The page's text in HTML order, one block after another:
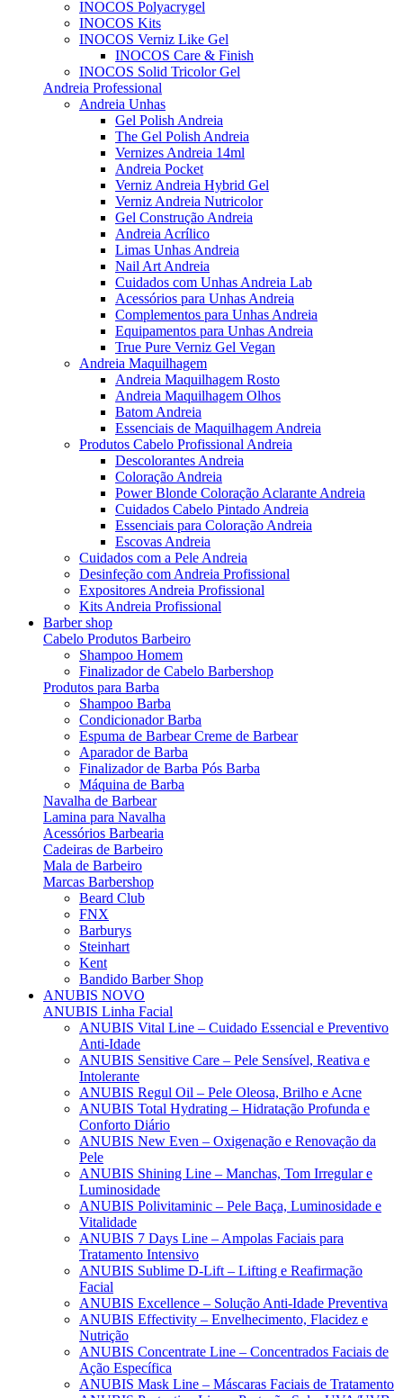
INOCOS Polyacrygel
INOCOS Kits
INOCOS Verniz Like Gel
INOCOS Care & Finish
INOCOS Solid Tricolor Gel
Andreia Professional
Andreia Unhas
Gel Polish Andreia
The Gel Polish Andreia
Vernizes Andreia 14ml
Andreia Pocket
Verniz Andreia Hybrid Gel
Verniz Andreia Nutricolor
Gel Construção Andreia
Andreia Acrílico
Limas Unhas Andreia
Nail Art Andreia
Cuidados com Unhas Andreia Lab
Acessórios para Unhas Andreia
Complementos para Unhas Andreia
Equipamentos para Unhas Andreia
True Pure Verniz Gel Vegan
Andreia Maquilhagem
Andreia Maquilhagem Rosto
Andreia Maquilhagem Olhos
Batom Andreia
Essenciais de Maquilhagem Andreia
Produtos Cabelo Profissional Andreia
Descolorantes Andreia
Coloração Andreia
Power Blonde Coloração Aclarante Andreia
Cuidados Cabelo Pintado Andreia
Essenciais para Coloração Andreia
Escovas Andreia
Cuidados com a Pele Andreia
Desinfeção com Andreia Profissional
Expositores Andreia Profissional
Kits Andreia Profissional
Barber shop
Cabelo Produtos Barbeiro
Shampoo Homem
Finalizador de Cabelo Barbershop
Produtos para Barba
Shampoo Barba
Condicionador Barba
Espuma de Barbear Creme de Barbear
Aparador de Barba
Finalizador de Barba Pós Barba
Máquina de Barba
Navalha de Barbear
Lamina para Navalha
Acessórios Barbearia
Cadeiras de Barbeiro
Mala de Barbeiro
Marcas Barbershop
Beard Club
FNX
Barburys
Steinhart
Kent
Bandido Barber Shop
ANUBIS NOVO
ANUBIS Linha Facial
ANUBIS Vital Line – Cuidado Essencial e Preventivo
Anti-Idade
ANUBIS Sensitive Care – Pele Sensível, Reativa e
Intolerante
ANUBIS Regul Oil – Pele Oleosa, Brilho e Acne
ANUBIS Total Hydrating – Hidratação Profunda e
Conforto Diário
ANUBIS New Even – Oxigenação e Renovação da
Pele
ANUBIS Shining Line – Manchas, Tom Irregular e
Luminosidade
ANUBIS Polivitaminic – Pele Baça, Luminosidade e
Vitalidade
ANUBIS 7 Days Line – Ampolas Faciais para
Tratamento Intensivo
ANUBIS Sublime D-Lift – Lifting e Reafirmação
Facial
ANUBIS Excellence – Solução Anti-Idade Preventiva
ANUBIS Effectivity – Envelhecimento, Flacidez e
Nutrição
ANUBIS Concentrate Line – Concentrados Faciais de
Ação Específica
ANUBIS Mask Line – Máscaras Faciais de Tratamento